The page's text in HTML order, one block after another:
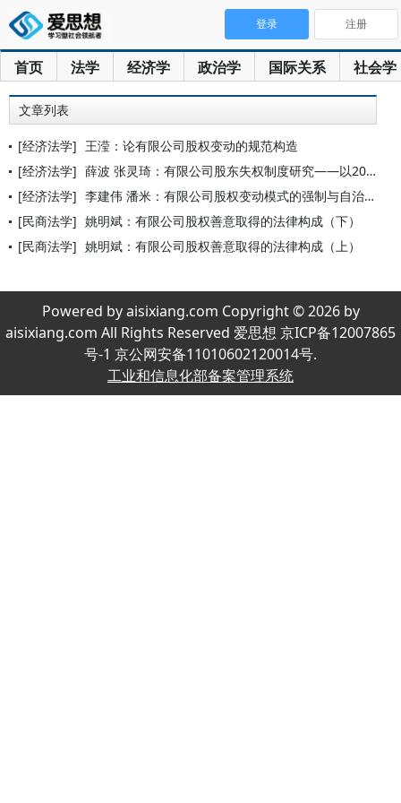
首页 法学 经济学 政治学 国际关系 社会学
登录 注册
文章列表
[经济法学] 王滢：论有限公司股权变动的规范构造
[经济法学] 薛波 张灵琦：有限公司股东失权制度研究——以2023年《公司
[经济法学] 李建伟 潘米：有限公司股权变动模式的强制与自治之辩
[民商法学] 姚明斌：有限公司股权善意取得的法律构成（下）
[民商法学] 姚明斌：有限公司股权善意取得的法律构成（上）
Powered by aisixiang.com Copyright © 2026 by
aisixiang.com All Rights Reserved 爱思想 京ICP备12007865
号-1 京公网安备11010602120014号.
工业和信息化部备案管理系统